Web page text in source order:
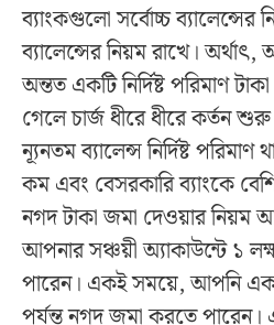
ব্যাংকগুলো সর্বোচ্চ ব্যালেন্সের
ব্যালেন্সের নিয়ম রাখে। অর্থাৎ,
অন্তত একটি নির্দিষ্ট পরিমাণ
গেলে চার্জ ধীরে ধীরে কর্তন শুরু
ন্যূনতম ব্যালেন্স নির্দিষ্ট
কম এবং বেসরকারি ব্যাংকে
নগদ টাকা জমা দেওয়ার
আপনার সঞ্চয়ী অ্যাকাউন্টে ১
পারেন। একই সময়ে, আপনি এক
পর্যন্ত নগদ জমা করতে পারেন।